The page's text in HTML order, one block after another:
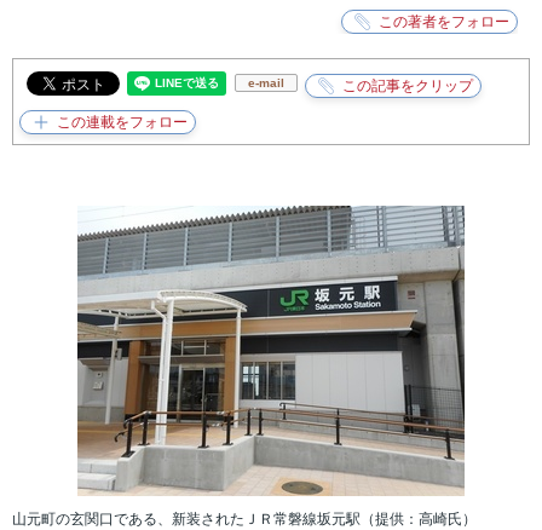
e-mail
山元町の玄関口である、新装されたＪＲ常磐線坂元駅（提供：高崎氏）